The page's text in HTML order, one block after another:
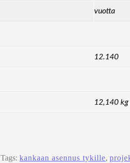
vuotta
12.140
12,140 kg
Tags:kankaan asennus tykille,